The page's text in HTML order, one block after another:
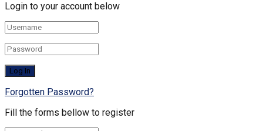
Login to your account below
Forgotten Password?
Fill the forms bellow to register